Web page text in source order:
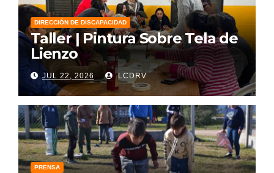
DIRECCIÓN DE DISCAPACIDAD
Taller | Pintura Sobre Tela de
Lienzo
JUL 22, 2026 LCDRV
PRENSA